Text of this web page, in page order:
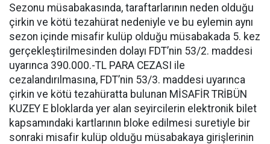
Sezonu müsabakasında, taraftarlarının neden olduğu
çirkin ve kötü tezahürat nedeniyle ve bu eylemin aynı
sezon içinde misafir kulüp olduğu müsabakada 5. kez
gerçekleştirilmesinden dolayı FDT’nin 53/2. maddesi
uyarınca 390.000.-TL PARA CEZASI ile
cezalandırılmasına, FDT’nin 53/3. maddesi uyarınca
çirkin ve kötü tezahüratta bulunan MİSAFİR TRİBÜN
KUZEY E bloklarda yer alan seyircilerin elektronik bilet
kapsamındaki kartlarının bloke edilmesi suretiyle bir
sonraki misafir kulüp olduğu müsabakaya girişlerinin